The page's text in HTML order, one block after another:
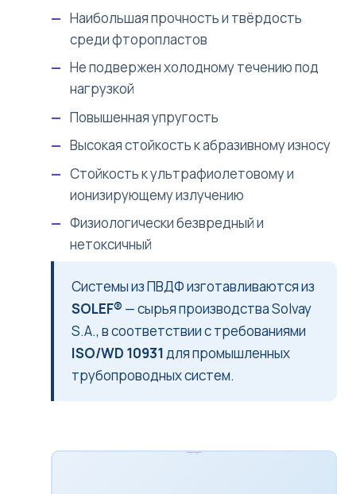
Наибольшая прочность и твёрдость
среди фторопластов
Не подвержен холодному течению под
нагрузкой
Повышенная упругость
Высокая стойкость к абразивному износу
Стойкость к ультрафиолетовому и
ионизирующему излучению
Физиологически безвредный и
нетоксичный
Системы из ПВДФ изготавливаются из
SOLEF® — сырья производства Solvay
S.A., в соответствии с требованиями
ISO/WD 10931для промышленных
трубопроводных систем.